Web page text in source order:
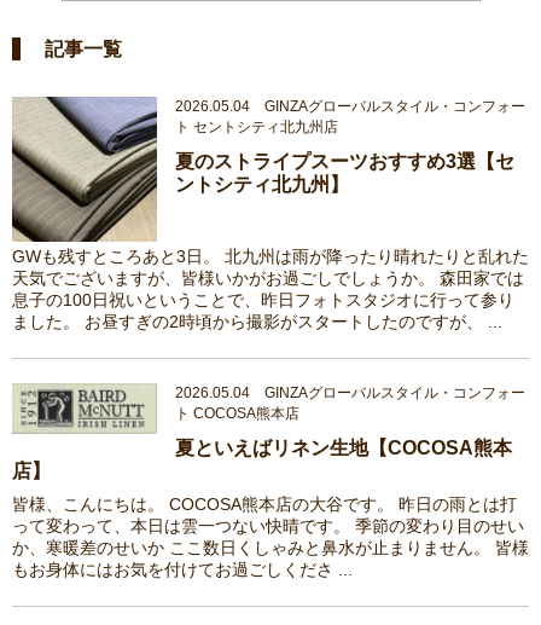
記事一覧
2026.05.04 GINZAグローバルスタイル・コンフォー
ト セントシティ北九州店
夏のストライプスーツおすすめ3選【セ
ントシティ北九州】
GWも残すところあと3日。 北九州は雨が降ったり晴れたりと乱れた
天気でございますが、皆様いかがお過ごしでしょうか。 森田家では
息子の100日祝いということで、昨日フォトスタジオに行って参り
ました。 お昼すぎの2時頃から撮影がスタートしたのですが、 ...
2026.05.04 GINZAグローバルスタイル・コンフォー
ト COCOSA熊本店
夏といえばリネン生地【COCOSA熊本
店】
皆様、こんにちは。 COCOSA熊本店の大谷です。 昨日の雨とは打
って変わって、本日は雲一つない快晴です。 季節の変わり目のせい
か、寒暖差のせいか ここ数日くしゃみと鼻水が止まりません。 皆様
もお身体にはお気を付けてお過ごしくださ ...